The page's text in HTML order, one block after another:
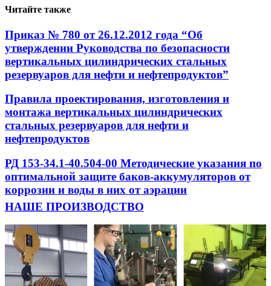
Читайте также
Приказ № 780 от 26.12.2012 года “Об
утверждении Руководства по безопасности
вертикальных цилиндрических стальных
резервуаров для нефти и нефтепродуктов”
Правила проектирования, изготовления и
монтажа вертикальных цилиндрических
стальных резервуаров для нефти и
нефтепродуктов
РД 153-34.1-40.504-00 Методические указания по
оптимальной защите баков-аккумуляторов от
коррозии и воды в них от аэрации
НАШЕ ПРОИЗВОДСТВО